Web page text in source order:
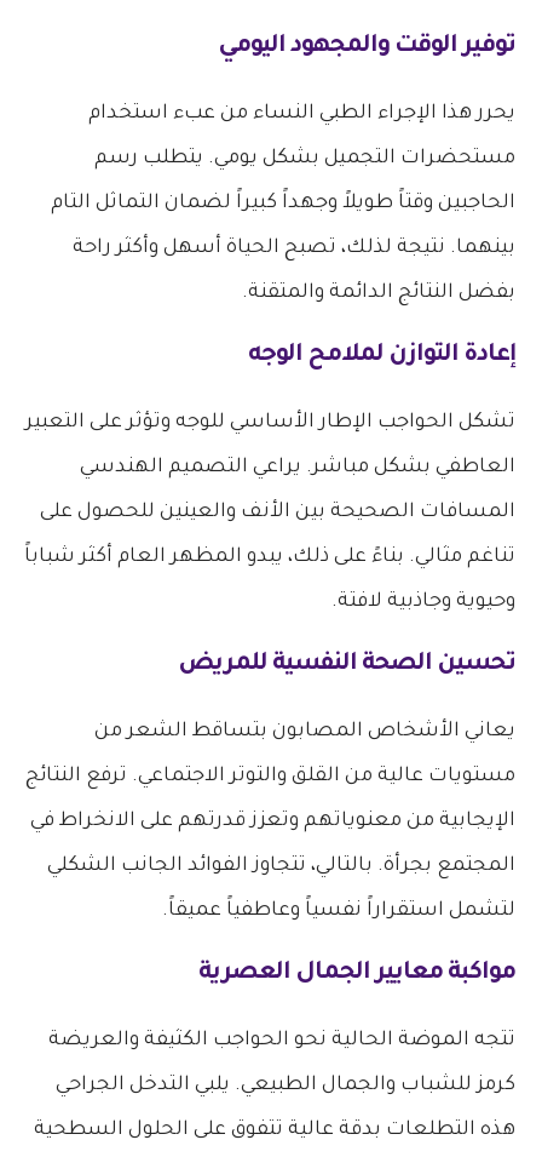
توفير الوقت والمجهود اليومي
يحرر هذا الإجراء الطبي النساء من عبء استخدام
مستحضرات التجميل بشكل يومي. يتطلب رسم
الحاجبين وقتاً طويلاً وجهداً كبيراً لضمان التماثل التام
بينهما. نتيجة لذلك، تصبح الحياة أسهل وأكثر راحة
بفضل النتائج الدائمة والمتقنة.
إعادة التوازن لملامح الوجه
تشكل الحواجب الإطار الأساسي للوجه وتؤثر على التعبير
العاطفي بشكل مباشر. يراعي التصميم الهندسي
المسافات الصحيحة بين الأنف والعينين للحصول على
تناغم مثالي. بناءً على ذلك، يبدو المظهر العام أكثر شباباً
وحيوية وجاذبية لافتة.
تحسين الصحة النفسية للمريض
يعاني الأشخاص المصابون بتساقط الشعر من
مستويات عالية من القلق والتوتر الاجتماعي. ترفع النتائج
الإيجابية من معنوياتهم وتعزز قدرتهم على الانخراط في
المجتمع بجرأة. بالتالي، تتجاوز الفوائد الجانب الشكلي
لتشمل استقراراً نفسياً وعاطفياً عميقاً.
مواكبة معايير الجمال العصرية
تتجه الموضة الحالية نحو الحواجب الكثيفة والعريضة
كرمز للشباب والجمال الطبيعي. يلبي التدخل الجراحي
هذه التطلعات بدقة عالية تتفوق على الحلول السطحية